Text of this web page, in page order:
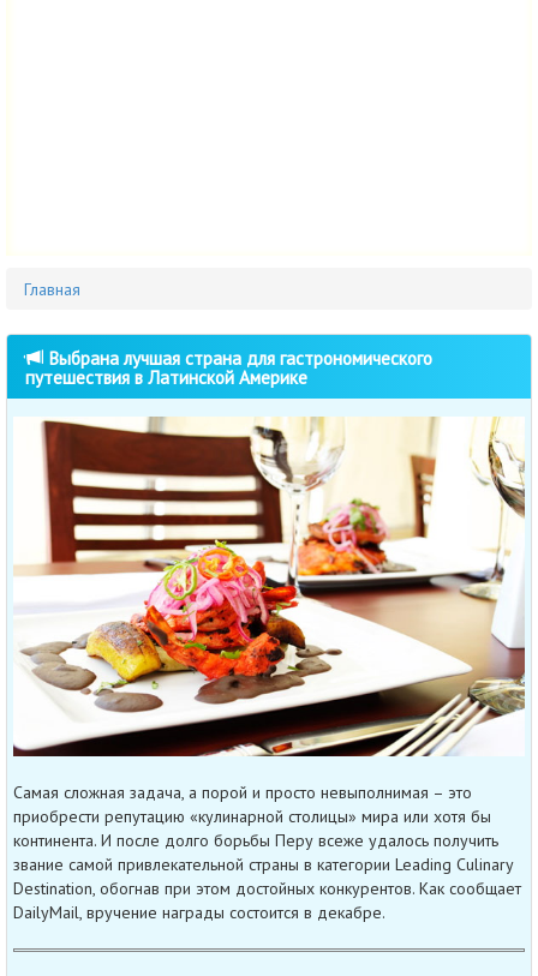
Главная
Выбрана лучшая страна для гастрономического
путешествия в Латинской Америке
Самая сложная задача, а порой и просто невыполнимая – это
приобрести репутацию «кулинарной столицы» мира или хотя бы
континента. И после долго борьбы Перу всеже удалось получить
звание самой привлекательной страны в категории Leading Culinary
Destination, обогнав при этом достойных конкурентов. Как сообщает
DailyMail, вручение награды состоится в декабре.